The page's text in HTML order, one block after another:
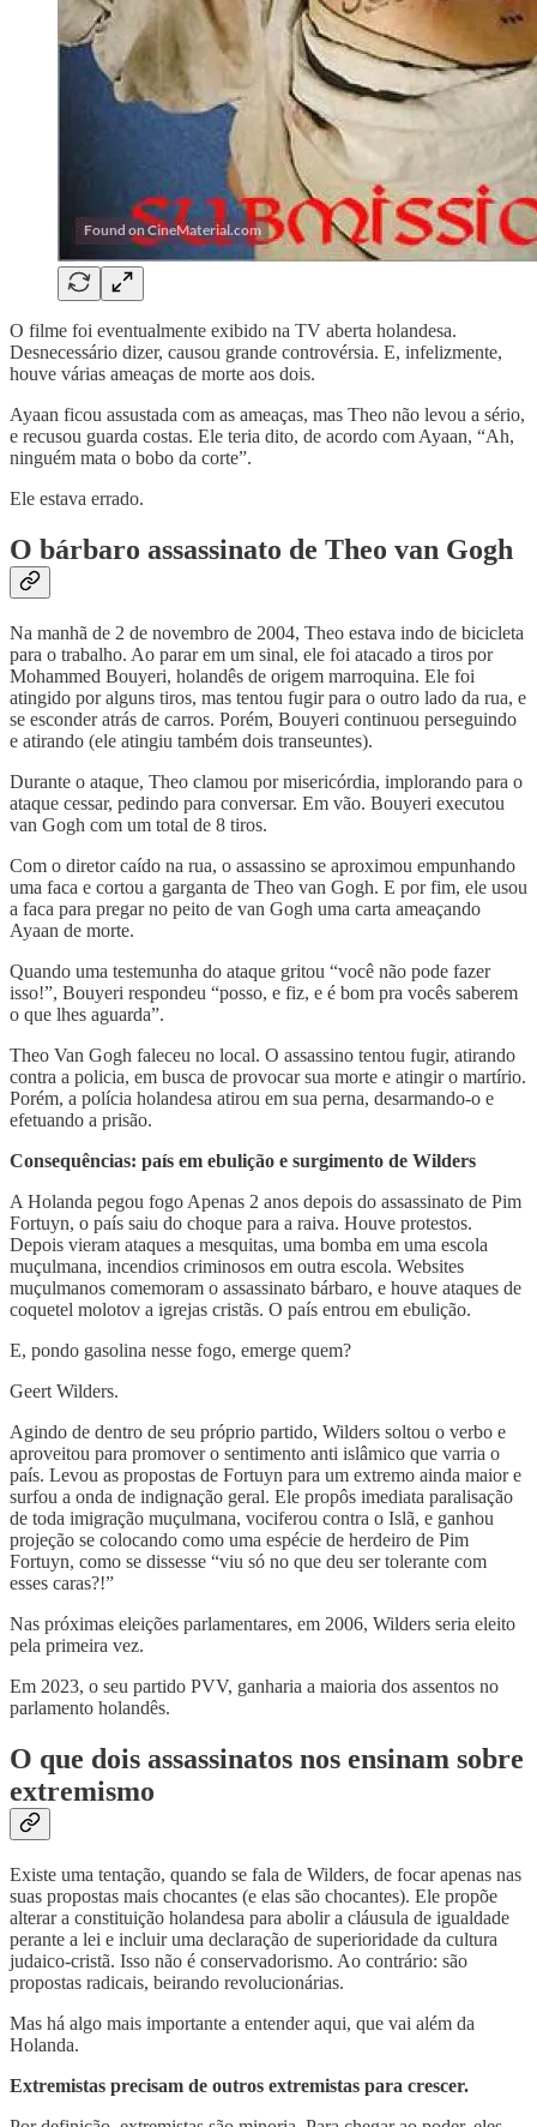
O filme foi eventualmente exibido na TV aberta holandesa.
Desnecessário dizer, causou grande controvérsia. E, infelizmente,
houve várias ameaças de morte aos dois.
Ayaan ficou assustada com as ameaças, mas Theo não levou a sério,
e recusou guarda costas. Ele teria dito, de acordo com Ayaan, “Ah,
ninguém mata o bobo da corte”.
Ele estava errado.
O bárbaro assassinato de Theo van Gogh
Na manhã de 2 de novembro de 2004, Theo estava indo de bicicleta
para o trabalho. Ao parar em um sinal, ele foi atacado a tiros por
Mohammed Bouyeri, holandês de origem marroquina. Ele foi
atingido por alguns tiros, mas tentou fugir para o outro lado da rua, e
se esconder atrás de carros. Porém, Bouyeri continuou perseguindo
e atirando (ele atingiu também dois transeuntes).
Durante o ataque, Theo clamou por misericórdia, implorando para o
ataque cessar, pedindo para conversar. Em vão. Bouyeri executou
van Gogh com um total de 8 tiros.
Com o diretor caído na rua, o assassino se aproximou empunhando
uma faca e cortou a garganta de Theo van Gogh. E por fim, ele usou
a faca para pregar no peito de van Gogh uma carta ameaçando
Ayaan de morte.
Quando uma testemunha do ataque gritou “você não pode fazer
isso!”, Bouyeri respondeu “posso, e fiz, e é bom pra vocês saberem
o que lhes aguarda”.
Theo Van Gogh faleceu no local. O assassino tentou fugir, atirando
contra a policia, em busca de provocar sua morte e atingir o martírio.
Porém, a polícia holandesa atirou em sua perna, desarmando-o e
efetuando a prisão.
Consequências: país em ebulição e surgimento de Wilders
A Holanda pegou fogo Apenas 2 anos depois do assassinato de Pim
Fortuyn, o país saiu do choque para a raiva. Houve protestos.
Depois vieram ataques a mesquitas, uma bomba em uma escola
muçulmana, incendios criminosos em outra escola. Websites
muçulmanos comemoram o assassinato bárbaro, e houve ataques de
coquetel molotov a igrejas cristãs. O país entrou em ebulição.
E, pondo gasolina nesse fogo, emerge quem?
Geert Wilders.
Agindo de dentro de seu próprio partido, Wilders soltou o verbo e
aproveitou para promover o sentimento anti islâmico que varria o
país. Levou as propostas de Fortuyn para um extremo ainda maior e
surfou a onda de indignação geral. Ele propôs imediata paralisação
de toda imigração muçulmana, vociferou contra o Islã, e ganhou
projeção se colocando como uma espécie de herdeiro de Pim
Fortuyn, como se dissesse “viu só no que deu ser tolerante com
esses caras?!”
Nas próximas eleições parlamentares, em 2006, Wilders seria eleito
pela primeira vez.
Em 2023, o seu partido PVV, ganharia a maioria dos assentos no
parlamento holandês.
O que dois assassinatos nos ensinam sobre
extremismo
Existe uma tentação, quando se fala de Wilders, de focar apenas nas
suas propostas mais chocantes (e elas são chocantes). Ele propõe
alterar a constituição holandesa para abolir a cláusula de igualdade
perante a lei e incluir uma declaração de superioridade da cultura
judaico-cristã. Isso não é conservadorismo. Ao contrário: são
propostas radicais, beirando revolucionárias.
Mas há algo mais importante a entender aqui, que vai além da
Holanda.
Extremistas precisam de outros extremistas para crescer.